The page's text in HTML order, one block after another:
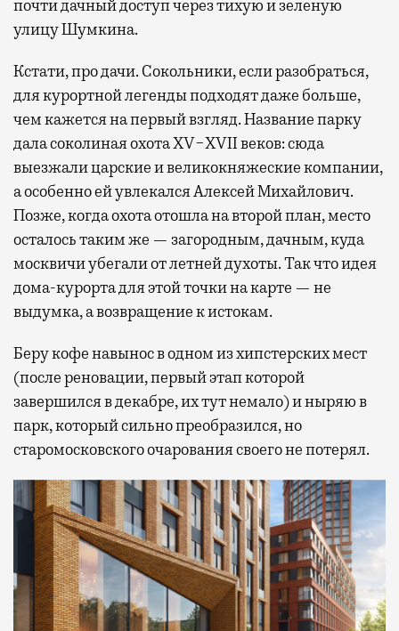
почти дачный доступ через тихую и зеленую
улицу Шумкина.
Кстати, про дачи. Сокольники, если разобраться,
для курортной легенды подходят даже больше,
чем кажется на первый взгляд. Название парку
дала соколиная охота XV−XVII веков: сюда
выезжали царские и великокняжеские компании,
а особенно ей увлекался Алексей Михайлович.
Позже, когда охота отошла на второй план, место
осталось таким же — загородным, дачным, куда
москвичи убегали от летней духоты. Так что идея
дома-курорта для этой точки на карте — не
выдумка, а возвращение к истокам.
Беру кофе навынос в одном из хипстерских мест
(после реновации, первый этап которой
завершился в декабре, их тут немало) и ныряю в
парк, который сильно преобразился, но
старомосковского очарования своего не потерял.